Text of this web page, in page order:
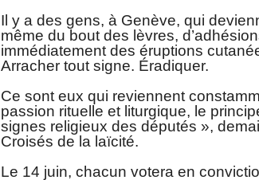
Il y a des gens, à Genève, qui
même du bout des lèvres,
immédiatement des éruptions
Arracher tout signe. Éradiquer.
Ce sont eux qui reviennent
passion rituelle et liturgique, le
signes religieux des députés »,
Croisés de la laïcité.
Le 14 juin, chacun votera en